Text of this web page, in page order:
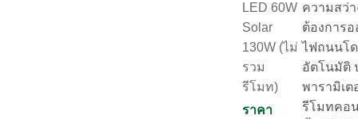
LED 60W
Solar
130W (ไม่
รวม
รีโมท)
ราคา
ความสว่า
ต้องการ
ไฟถนนโด
อัตโนมัติ
พารามิเ
รีโมทคอ